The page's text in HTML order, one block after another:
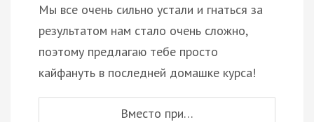
Мы все очень сильно устали и гнаться за
результатом нам стало очень сложно,
поэтому предлагаю тебе просто
кайфануть в последней домашке курса!
Вместо при…